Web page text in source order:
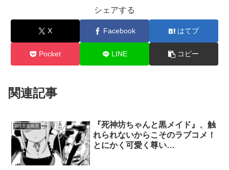
シェアする
X Facebook はてブ
Pocket LINE コピー
関連記事
WEB漫画系
『死神坊ちゃんと黒メイド』、触
れられないからこそのラブコメ！
とにかく可愛く尊い…